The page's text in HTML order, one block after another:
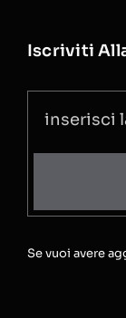
Iscriviti
Se vuoi avere